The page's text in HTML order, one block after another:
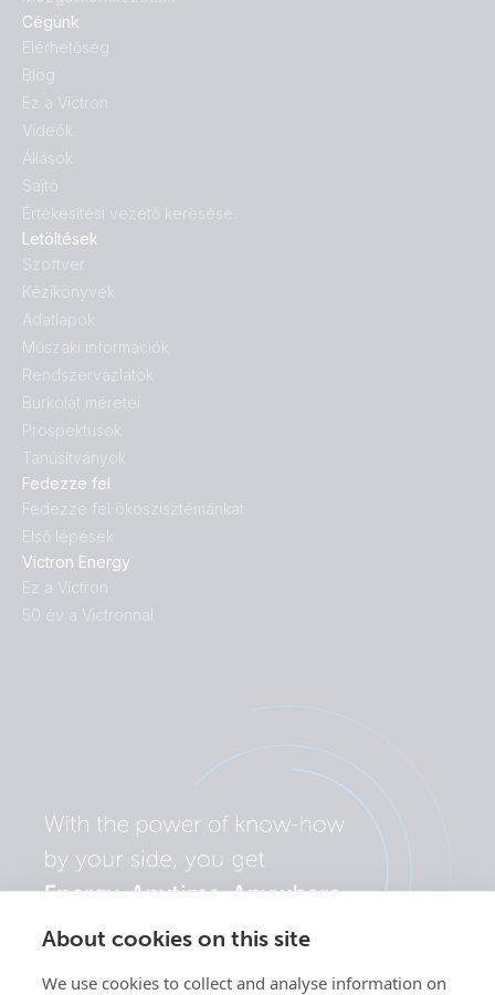
About cookies on this site
We use cookies to collect and analyse information on
Fedezze fel
Fedezze fel ökoszisztémánkat
Első lépések
Victron Energy
Ez a Victron
50 év a Victronnal
Letöltések
Szoftver
Kézikönyvek
Adatlapok
Műszaki információk
Rendszervázlatok
Burkolat méretei
Prospektusok
Tanúsítványok
Cégünk
Elérhetőség
Blog
Ez a Victron
Videók
Állások
Sajtó
Értekesítési vezető keresése